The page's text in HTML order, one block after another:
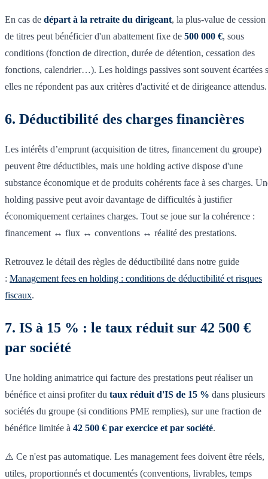
En cas de départ à la retraite du dirigeant, la plus-value de cession
de titres peut bénéficier d'un abattement fixe de 500 000 €, sous
conditions (fonction de direction, durée de détention, cessation des
fonctions, calendrier…). Les holdings passives sont souvent écartées
elles ne répondent pas aux critères d'activité et de dirigeance attendus.
6. Déductibilité des charges financières
Les intérêts d’emprunt (acquisition de titres, financement du groupe)
peuvent être déductibles, mais une holding active dispose d'une
substance économique et de produits cohérents face à ses charges.
holding passive peut avoir davantage de difficultés à justifier
économiquement certaines charges. Tout se joue sur la cohérence :
financement ↔ flux ↔ conventions ↔ réalité des prestations.
Retrouvez le détail des règles de déductibilité dans notre guide
: Management fees en holding : conditions de déductibilité et risques
fiscaux.
7. IS à 15 % : le taux réduit sur 42 500 €
par société
Une holding animatrice qui facture des prestations peut réaliser un
bénéfice et ainsi profiter du taux réduit d'IS de 15 % dans plusieurs
sociétés du groupe (si conditions PME remplies), sur une fraction de
bénéfice limitée à 42 500 € par exercice et par société.
⚠️ Ce n'est pas automatique. Les management fees doivent être réels,
utiles, proportionnés et documentés (conventions, livrables, temps